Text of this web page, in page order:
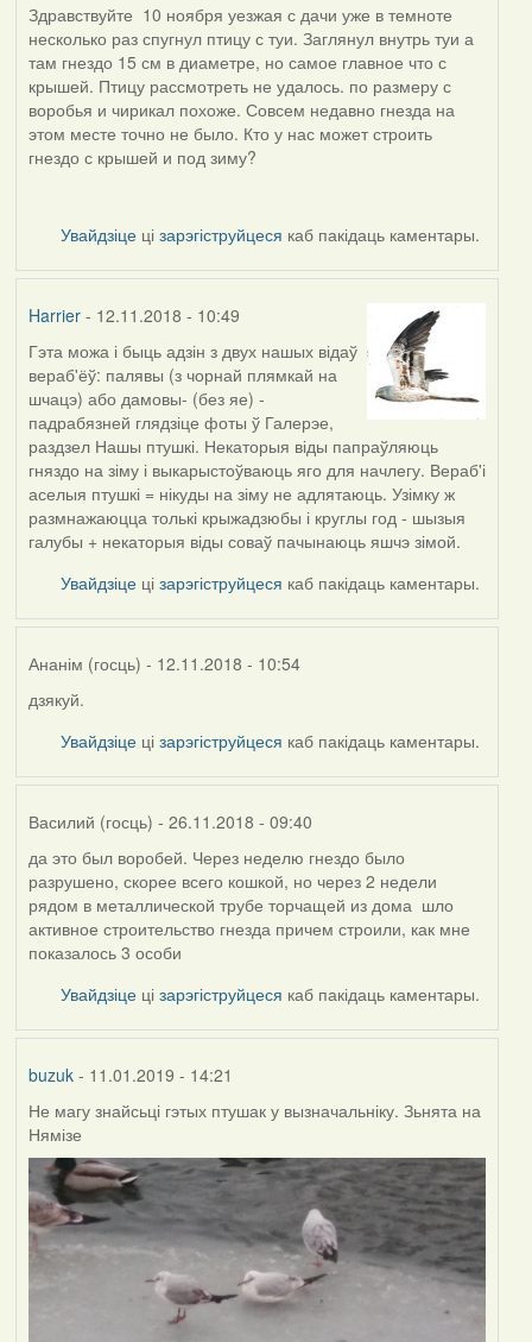
Здравствуйте 10 ноября уезжая с дачи уже в темноте
несколько раз спугнул птицу с туи. Заглянул внутрь туи а
там гнездо 15 см в диаметре, но самое главное что с
крышей. Птицу рассмотреть не удалось. по размеру с
воробья и чирикал похоже. Совсем недавно гнезда на
этом месте точно не было. Кто у нас может строить
гнездо с крышей и под зиму?
Увайдзіце цізарэгіструйцеся каб пакідаць каментары.
Harrier- 12.11.2018 - 10:49
Гэта можа і быць адзін з двух нашых відаў
вераб'ёў: палявы (з чорнай плямкай на
шчацэ) або дамовы- (без яе) -
падрабязней глядзіце фоты ў Галерэе,
раздзел Нашы птушкі. Некаторыя віды папраўляюць
гняздо на зіму і выкарыстоўваюць яго для начлегу. Вераб'і
аселыя птушкі = нікуды на зіму не адлятаюць. Узімку ж
размнажаюцца толькі крыжадзюбы і круглы год - шызыя
галубы + некаторыя віды соваў пачынаюць яшчэ зімой.
Увайдзіце цізарэгіструйцеся каб пакідаць каментары.
Ананім (госць) - 12.11.2018 - 10:54
In
reply
by
дзякуй.
Увайдзіце цізарэгіструйцеся каб пакідаць каментары.
Василий (госць) - 26.11.2018 - 09:40
да это был воробей. Через неделю гнездо было
разрушено, скорее всего кошкой, но через 2 недели
рядом в металлической трубе торчащей из дома шло
активное строительство гнезда причем строили, как мне
показалось 3 особи
Увайдзіце цізарэгіструйцеся каб пакідаць каментары.
buzuk- 11.01.2019 - 14:21
Не магу знайсьці гэтых птушак у вызначальніку. Зьнята на
Нямізе